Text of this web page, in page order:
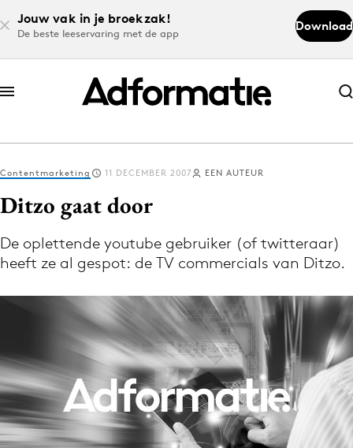
Jouw vak in je broekzak!
De beste leeservaring met de app
Download
Abonneer nu
Abonneer nu
Log in
Download de app
Volg het laatste nieuws via de Adformatie
Menu
Contentmarketing 11 DECEMBER 2007 EEN AUTEUR
Ditzo gaat door
De oplettende youtube gebruiker (of twitteraar)
heeft ze al gespot: de TV commercials van Ditzo.